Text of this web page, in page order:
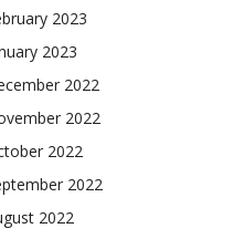
2023
2023
2022
2022
2022
2022
2022